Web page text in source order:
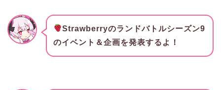
Strawberryのランドバトルシーズン9
のイベント＆企画を発表するよ！